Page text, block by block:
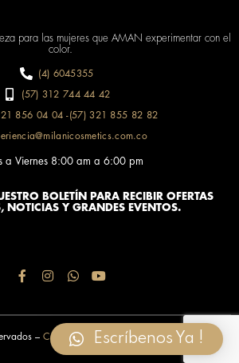
para las mujeres que AMAN experimentar con el
color.
(4) 6045355
(57) 312 744 44 42
856 04 04 -(57) 321 855 82 82
a Viernes 8:00 am a 6:00 pm
BOLETÍN PARA RECIBIR OFERTAS
NOTICIAS Y GRANDES EVENTOS.
– Comercializadora Fiel A tu Belleza 2020
Escríbenos Ya !